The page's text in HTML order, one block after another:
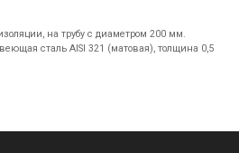
на трубу с диаметром 200 мм.
сталь AISI 321 (матовая), толщина 0,5